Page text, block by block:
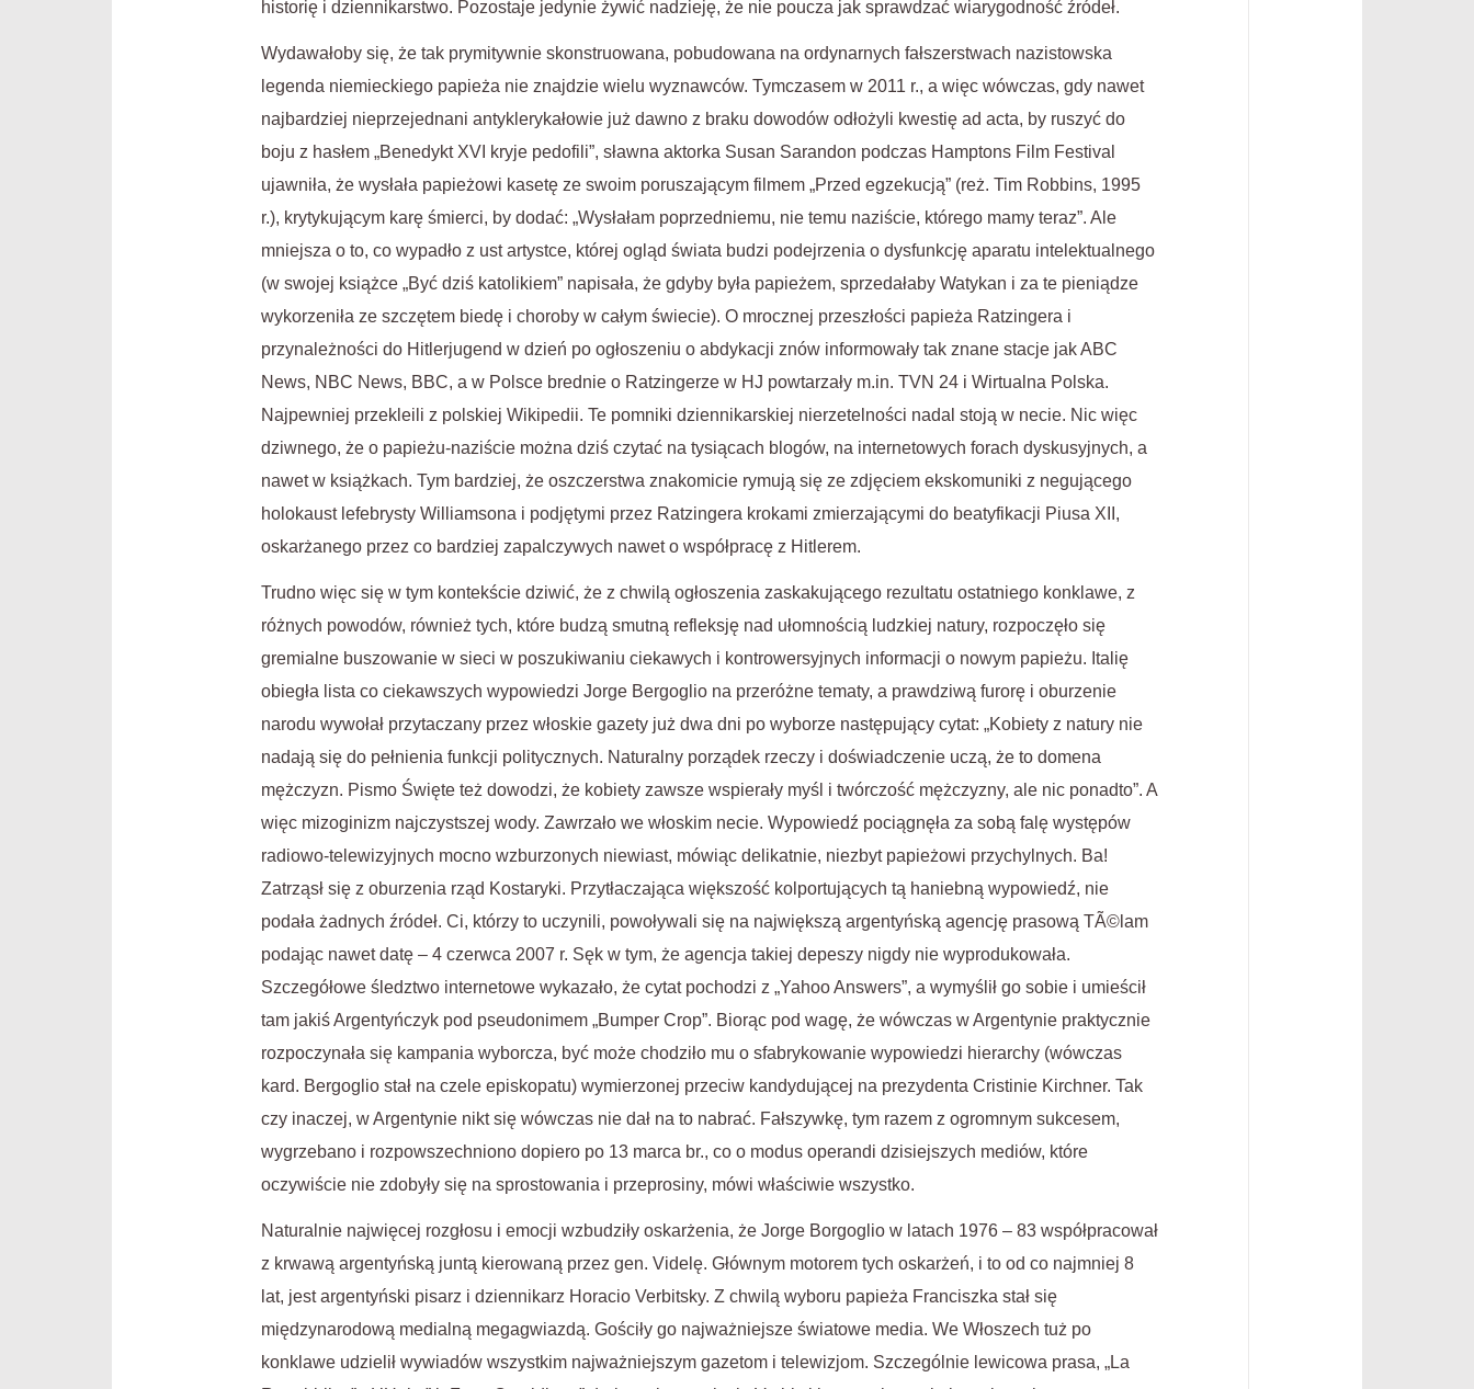
historię i dziennikarstwo. Pozostaje jedynie żywić nadzieję, że nie poucza jak sprawdzać wiarygodność źródeł.
Wydawałoby się, że tak prymitywnie skonstruowana, pobudowana na ordynarnych fałszerstwach nazistowska
legenda niemieckiego papieża nie znajdzie wielu wyznawców. Tymczasem w 2011 r., a więc wówczas, gdy nawet
najbardziej nieprzejednani antyklerykałowie już dawno z braku dowodów odłożyli kwestię ad acta, by ruszyć do
boju z hasłem „Benedykt XVI kryje pedofili”, sławna aktorka Susan Sarandon podczas Hamptons Film Festival
ujawniła, że wysłała papieżowi kasetę ze swoim poruszającym filmem „Przed egzekucją” (reż. Tim Robbins, 1995
r.), krytykującym karę śmierci, by dodać: „Wysłałam poprzedniemu, nie temu naziście, którego mamy teraz”. Ale
mniejsza o to, co wypadło z ust artystce, której ogląd świata budzi podejrzenia o dysfunkcję aparatu intelektualnego
(w swojej książce „Być dziś katolikiem” napisała, że gdyby była papieżem, sprzedałaby Watykan i za te pieniądze
wykorzeniła ze szczętem biedę i choroby w całym świecie). O mrocznej przeszłości papieża Ratzingera i
przynależności do Hitlerjugend w dzień po ogłoszeniu o abdykacji znów informowały tak znane stacje jak ABC
News, NBC News, BBC, a w Polsce brednie o Ratzingerze w HJ powtarzały m.in. TVN 24 i Wirtualna Polska.
Najpewniej przekleili z polskiej Wikipedii. Te pomniki dziennikarskiej nierzetelności nadal stoją w necie. Nic więc
dziwnego, że o papieżu-naziście można dziś czytać na tysiącach blogów, na internetowych forach dyskusyjnych, a
nawet w książkach. Tym bardziej, że oszczerstwa znakomicie rymują się ze zdjęciem ekskomuniki z negującego
holokaust lefebrysty Williamsona i podjętymi przez Ratzingera krokami zmierzającymi do beatyfikacji Piusa XII,
oskarżanego przez co bardziej zapalczywych nawet o współpracę z Hitlerem.
Trudno więc się w tym kontekście dziwić, że z chwilą ogłoszenia zaskakującego rezultatu ostatniego konklawe, z
różnych powodów, również tych, które budzą smutną refleksję nad ułomnością ludzkiej natury, rozpoczęło się
gremialne buszowanie w sieci w poszukiwaniu ciekawych i kontrowersyjnych informacji o nowym papieżu. Italię
obiegła lista co ciekawszych wypowiedzi Jorge Bergoglio na przeróżne tematy, a prawdziwą furorę i oburzenie
narodu wywołał przytaczany przez włoskie gazety już dwa dni po wyborze następujący cytat: „Kobiety z natury nie
nadają się do pełnienia funkcji politycznych. Naturalny porządek rzeczy i doświadczenie uczą, że to domena
mężczyzn. Pismo Święte też dowodzi, że kobiety zawsze wspierały myśl i twórczość mężczyzny, ale nic ponadto”. A
więc mizoginizm najczystszej wody. Zawrzało we włoskim necie. Wypowiedź pociągnęła za sobą falę występów
radiowo-telewizyjnych mocno wzburzonych niewiast, mówiąc delikatnie, niezbyt papieżowi przychylnych. Ba!
Zatrząsł się z oburzenia rząd Kostaryki. Przytłaczająca większość kolportujących tą haniebną wypowiedź, nie
podała żadnych źródeł. Ci, którzy to uczynili, powoływali się na największą argentyńską agencję prasową TÃ©lam
podając nawet datę – 4 czerwca 2007 r. Sęk w tym, że agencja takiej depeszy nigdy nie wyprodukowała.
Szczegółowe śledztwo internetowe wykazało, że cytat pochodzi z „Yahoo Answers”, a wymyślił go sobie i umieścił
tam jakiś Argentyńczyk pod pseudonimem „Bumper Crop”. Biorąc pod wagę, że wówczas w Argentynie praktycznie
rozpoczynała się kampania wyborcza, być może chodziło mu o sfabrykowanie wypowiedzi hierarchy (wówczas
kard. Bergoglio stał na czele episkopatu) wymierzonej przeciw kandydującej na prezydenta Cristinie Kirchner. Tak
czy inaczej, w Argentynie nikt się wówczas nie dał na to nabrać. Fałszywkę, tym razem z ogromnym sukcesem,
wygrzebano i rozpowszechniono dopiero po 13 marca br., co o modus operandi dzisiejszych mediów, które
oczywiście nie zdobyły się na sprostowania i przeprosiny, mówi właściwie wszystko.
Naturalnie najwięcej rozgłosu i emocji wzbudziły oskarżenia, że Jorge Borgoglio w latach 1976 – 83 współpracował
z krwawą argentyńską juntą kierowaną przez gen. Videlę. Głównym motorem tych oskarżeń, i to od co najmniej 8
lat, jest argentyński pisarz i dziennikarz Horacio Verbitsky. Z chwilą wyboru papieża Franciszka stał się
międzynarodową medialną megagwiazdą. Gościły go najważniejsze światowe media. We Włoszech tuż po
konklawe udzielił wywiadów wszystkim najważniejszym gazetom i telewizjom. Szczególnie lewicowa prasa, „La